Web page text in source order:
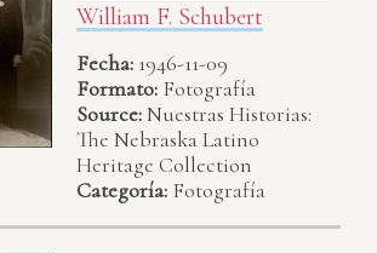
William F. Schubert
Fecha: 1946-11-09
Formato: Fotografía
Source:Nuestras Historias:
The Nebraska Latino
Heritage Collection
Categoría: Fotografía